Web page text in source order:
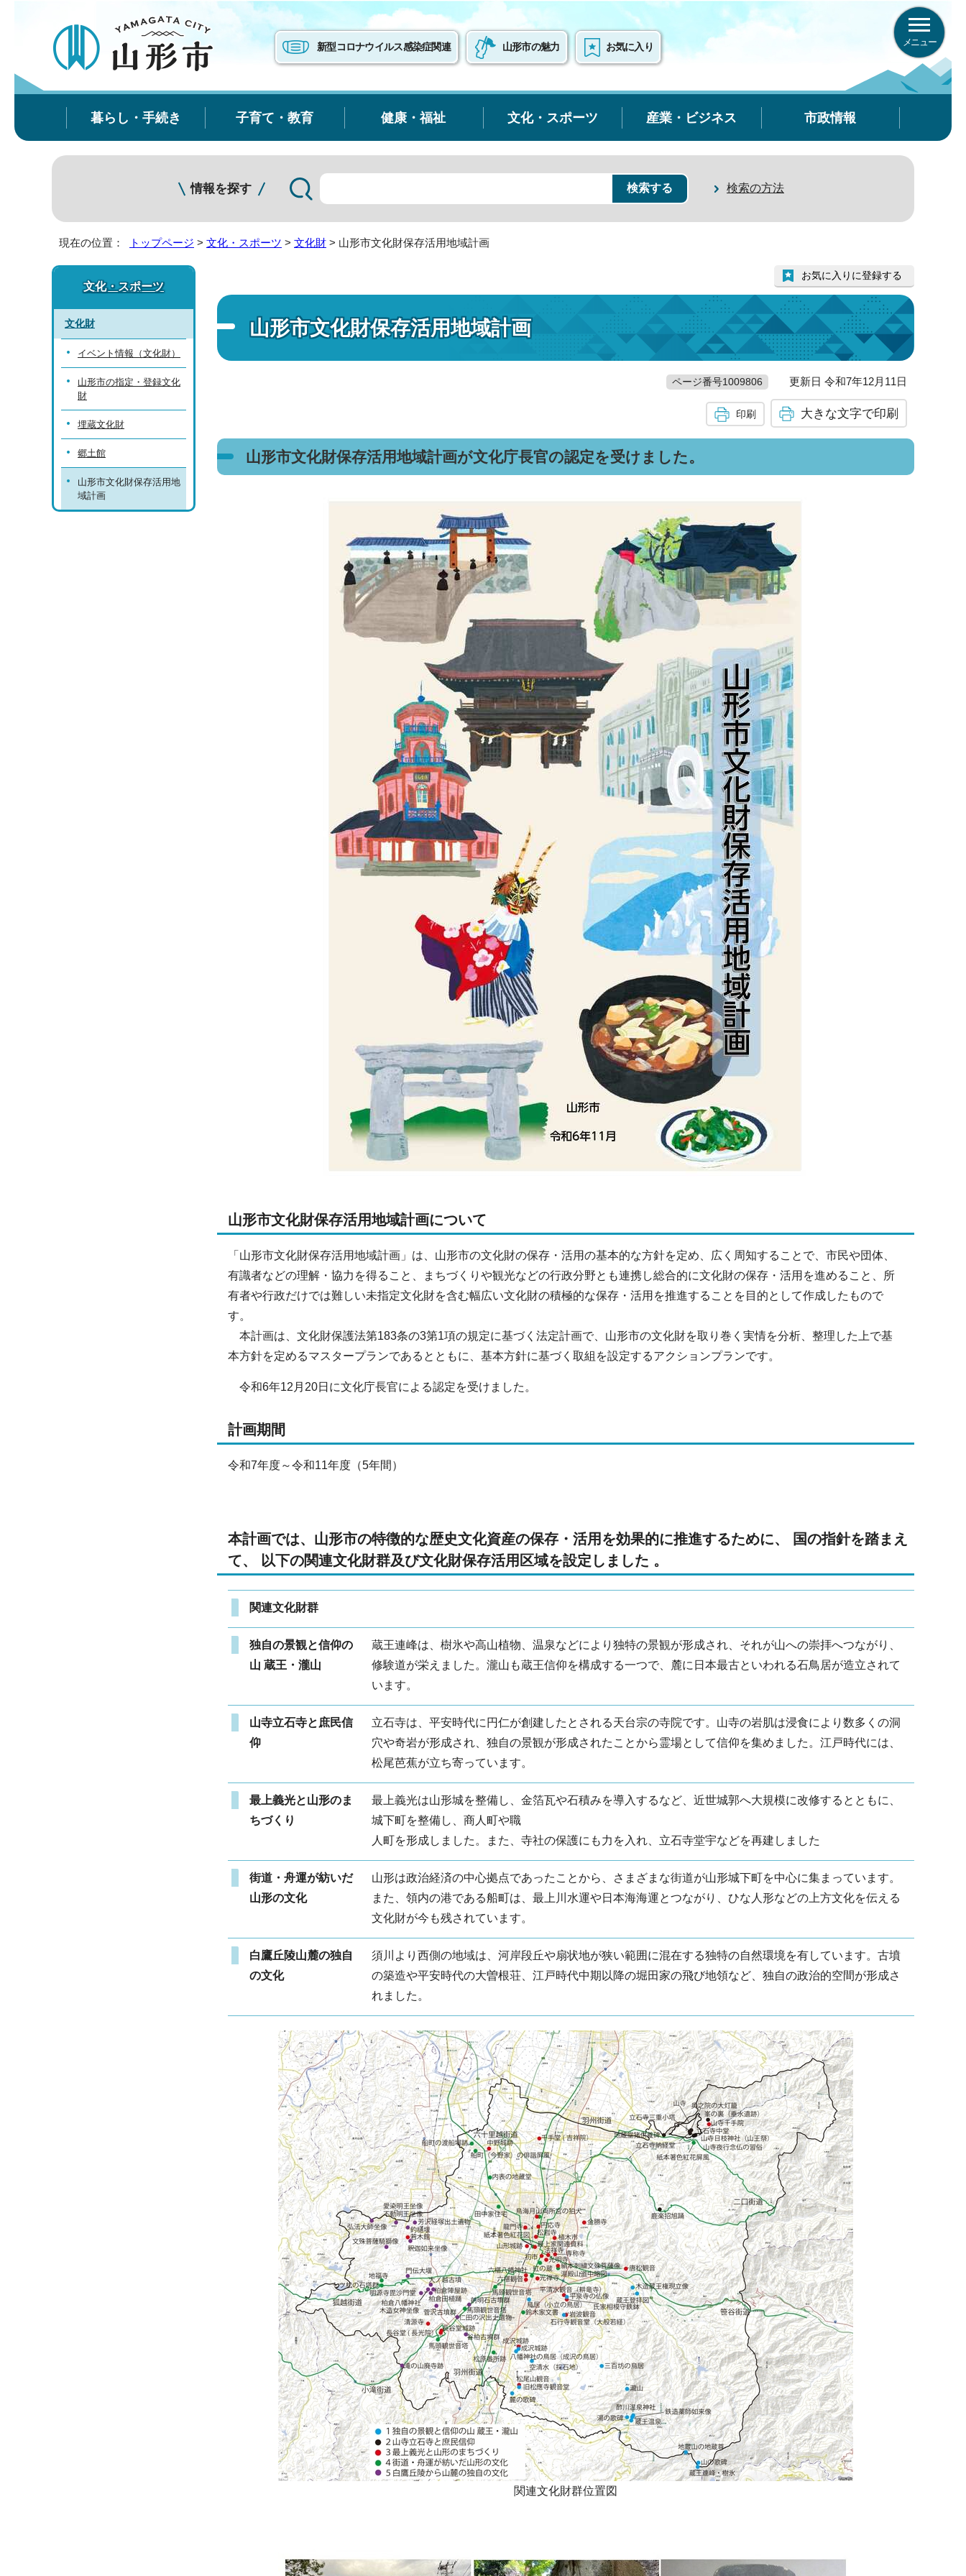
新型コロナウイルス感染症関連 山形市の魅力 お気に入り メニュー
暮らし・手続き 子育て・教育 健康・福祉 文化・スポーツ 産業・ビジネス 市政情報
情報を探す 検索の方法
現在の位置： トップページ > 文化・スポーツ > 文化財 > 山形市文化財保存活用地域計画
山形市文化財保存活用地域計画
お気に入りに登録する
ページ番号1009806 更新日 令和7年12月11日
印刷 大きな文字で印刷
山形市文化財保存活用地域計画が文化庁長官の認定を受けました。
山形市文化財保存活用地域計画について
「山形市文化財保存活用地域計画」は、山形市の文化財の保存・活用の基本的な方針を定め、広く周知することで、市民や団体、
有識者などの理解・協力を得ること、まちづくりや観光などの行政分野とも連携し総合的に文化財の保存・活用を進めること、所
有者や行政だけでは難しい未指定文化財を含む幅広い文化財の積極的な保存・活用を推進することを目的として作成したもので
す。
本計画は、文化財保護法第183条の3第1項の規定に基づく法定計画で、山形市の文化財を取り巻く実情を分析、整理した上で基
本方針を定めるマスタープランであるとともに、基本方針に基づく取組を設定するアクションプランです。
令和6年12月20日に文化庁長官による認定を受けました。
計画期間
令和7年度～令和11年度（5年間）
本計画では、山形市の特徴的な歴史文化資産の保存・活用を効果的に推進するために、 国の指針を踏まえ
て、 以下の関連文化財群及び文化財保存活用区域を設定しました 。
関連文化財群
独自の景観と信仰の
山 蔵王・瀧山
蔵王連峰は、樹氷や高山植物、温泉などにより独特の景観が形成され、それが山への崇拝へつながり、
修験道が栄えました。瀧山も蔵王信仰を構成する一つで、麓に日本最古といわれる石鳥居が造立されて
います。
山寺立石寺と庶民信
仰
立石寺は、平安時代に円仁が創建したとされる天台宗の寺院です。山寺の岩肌は浸食により数多くの洞
穴や奇岩が形成され、独自の景観が形成されたことから霊場として信仰を集めました。江戸時代には、
松尾芭蕉が立ち寄っています。
最上義光と山形のま
ちづくり
最上義光は山形城を整備し、金箔瓦や石積みを導入するなど、近世城郭へ大規模に改修するとともに、
城下町を整備し、商人町や職
人町を形成しました。また、寺社の保護にも力を入れ、立石寺堂宇などを再建しました
街道・舟運が紡いだ
山形の文化
山形は政治経済の中心拠点であったことから、さまざまな街道が山形城下町を中心に集まっています。
また、領内の港である船町は、最上川水運や日本海海運とつながり、ひな人形などの上方文化を伝える
文化財が今も残されています。
白鷹丘陵山麓の独自
の文化
須川より西側の地域は、河岸段丘や扇状地が狭い範囲に混在する独特の自然環境を有しています。古墳
の築造や平安時代の大曽根荘、江戸時代中期以降の堀田家の飛び地領など、独自の政治的空間が形成さ
れました。
関連文化財群位置図
文化・スポーツ
文化財
イベント情報（文化財）
山形市の指定・登録文化
財
埋蔵文化財
郷土館
山形市文化財保存活用地
域計画